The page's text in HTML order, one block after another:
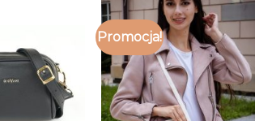
Promocja!